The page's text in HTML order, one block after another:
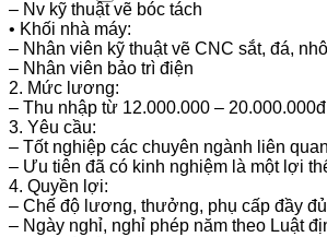
– Nv kỹ thuật vẽ bóc tách
• Khối nhà máy:
– Nhân viên kỹ thuật vẽ CNC sắt, đá,
– Nhân viên bảo trì điện
2. Mức lương:
– Thu nhập từ 12.000.000 –
3. Yêu cầu:
– Tốt nghiệp các chuyên ngành liên quan
– Ưu tiên đã có kinh nghiệm là một lợi
4. Quyền lợi:
– Chế độ lương, thưởng, phụ cấp đầy đủ
– Ngày nghỉ, nghỉ phép năm theo Luật